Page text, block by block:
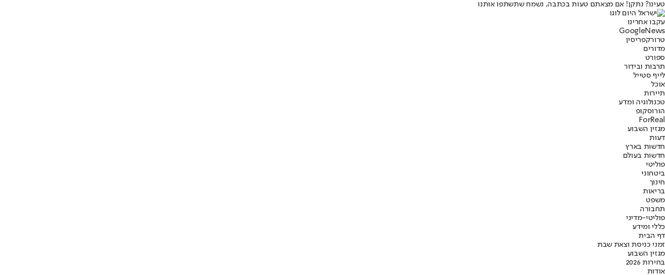
טעינו? נתקן! אם מצאתם טעות בכתבה, נשמח שתשתפו אותנו
עקבו אחרינו
Googl eNews
טרורקפריסין
מדורים
ספורט
תרבות ובידור
לייף סטייל
אוכל
תיירות
טכנולוגיה ומדע
הורוסקופ
ForReal
מגזין השבוע
דעות
חדשות בארץ
חדשות בעולם
פוליטי
ביטחוני
חינוך
בריאות
משפט
תחבורה
פוליטי-מדיני
כללי ומידע
דף הבית
זמני כניסת וצאת שבת
מגזין השבוע
בחירות 2026
אודות